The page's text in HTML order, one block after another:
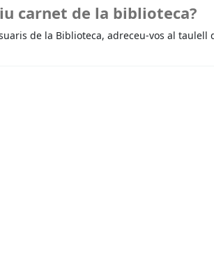
carnet de la biblioteca?
de la Biblioteca, adreceu-vos al taulell